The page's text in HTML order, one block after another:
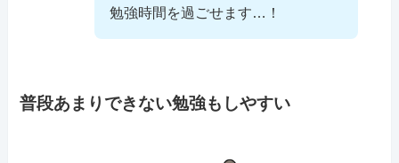
勉強時間を過ごせます…！
普段あまりできない勉強もしやすい